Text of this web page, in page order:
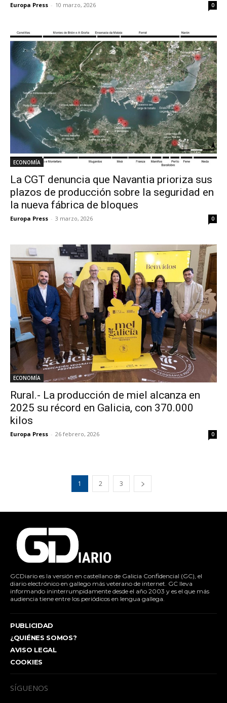
Europa Press - 10 marzo, 2026 0
ECONOMÍA
La CGT denuncia que Navantia prioriza sus
plazos de producción sobre la seguridad en
la nueva fábrica de bloques
Europa Press - 3 marzo, 2026 0
ECONOMÍA
Rural.- La producción de miel alcanza en
2025 su récord en Galicia, con 370.000
kilos
Europa Press - 26 febrero, 2026 0
1 2 3
GCDiario es la versión en castellano de Galicia Confidencial (GC), el
diario electrónico en gallego más veterano de internet. GC lleva
informando ininterrumpidamente desde el año 2003 y es el que más
audiencia tiene entre los periódicos en lengua gallega.
PUBLICIDAD
¿QUIÉNES SOMOS?
AVISO LEGAL
COOKIES
SÍGUENOS